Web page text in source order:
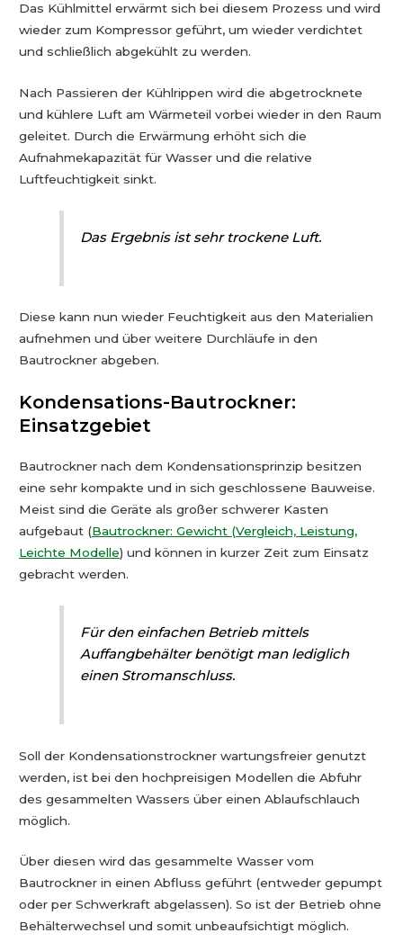
Das Kühlmittel erwärmt sich bei diesem Prozess und wird
wieder zum Kompressor geführt, um wieder verdichtet
und schließlich abgekühlt zu werden.
Nach Passieren der Kühlrippen wird die abgetrocknete
und kühlere Luft am Wärmeteil vorbei wieder in den Raum
geleitet. Durch die Erwärmung erhöht sich die
Aufnahmekapazität für Wasser und die relative
Luftfeuchtigkeit sinkt.
Das Ergebnis ist sehr trockene Luft.
Diese kann nun wieder Feuchtigkeit aus den Materialien
aufnehmen und über weitere Durchläufe in den
Bautrockner abgeben.
Kondensations-Bautrockner:
Einsatzgebiet
Bautrockner nach dem Kondensationsprinzip besitzen
eine sehr kompakte und in sich geschlossene Bauweise.
Meist sind die Geräte als großer schwerer Kasten
aufgebaut (Bautrockner: Gewicht (Vergleich, Leistung,
Leichte Modelle) und können in kurzer Zeit zum Einsatz
gebracht werden.
Für den einfachen Betrieb mittels
Auffangbehälter benötigt man lediglich
einen Stromanschluss.
Soll der Kondensationstrockner wartungsfreier genutzt
werden, ist bei den hochpreisigen Modellen die Abfuhr
des gesammelten Wassers über einen Ablaufschlauch
möglich.
Über diesen wird das gesammelte Wasser vom
Bautrockner in einen Abfluss geführt (entweder gepumpt
oder per Schwerkraft abgelassen). So ist der Betrieb ohne
Behälterwechsel und somit unbeaufsichtigt möglich.